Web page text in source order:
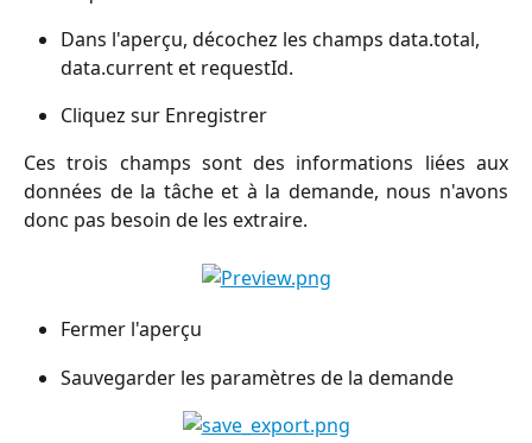
Dans l'aperçu, décochez les champs data.total,
data.current et requestId.
Cliquez sur Enregistrer
Ces trois champs sont des informations liées aux
données de la tâche et à la demande, nous n'avons
donc pas besoin de les extraire.
Fermer l'aperçu
Sauvegarder les paramètres de la demande